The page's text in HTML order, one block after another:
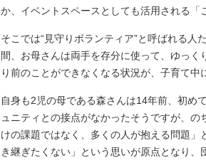
か、イベントスペースとしても活用される「
そこでは“見守りボランティア”と呼ばれる
間、お母さんは両手を存分に使って、ゆっ
り前のことができなくなる状況が、子育て中
自身も2児の母である森さんは14年前、初め
ュニティとの接点がなかったそうですが、
けの課題ではなく、多くの人が抱える問題」
き継ぎたくない」という思いが原点となり、